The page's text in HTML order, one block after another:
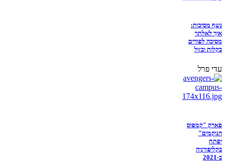
נשף מסיכות:
איך לאלתר
מסיכה לפורים
בקלות ובזול
עדי פרל
פארק "קמפוס
הנוקמים"
יפתח
בקליפורניה
ב-2021